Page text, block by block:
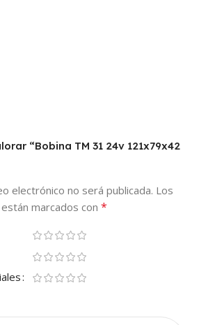
“Bobina TM 31 24v 121x79x42
electrónico no será publicada. Los
marcados con *